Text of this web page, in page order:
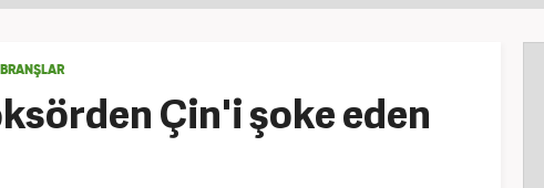
Çin'i şoke eden